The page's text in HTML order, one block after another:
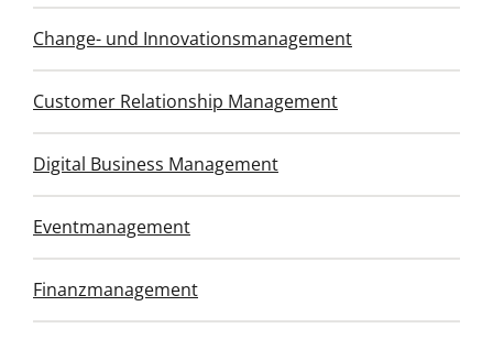
Change- und Innovationsmanagement
Customer Relationship Management
Digital Business Management
Eventmanagement
Finanzmanagement